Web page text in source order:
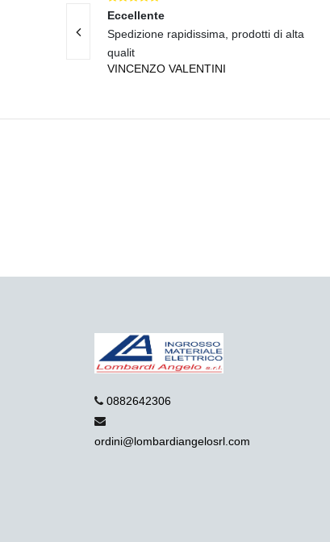
fantastici!
Eccellente
Spedizione rapidissima, prodotti di alta
qualit
VINCENZO VALENTINI
0882642306
ordini@lombardiangelosrl.com